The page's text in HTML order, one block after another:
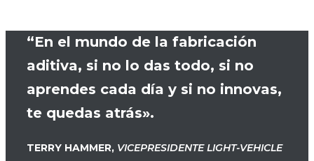
“En el mundo de la fabricación
aditiva, si no lo das todo, si no
aprendes cada día y si no innovas,
te quedas atrás».
TERRY HAMMER, VICEPRESIDENTE LIGHT-VEHICLE